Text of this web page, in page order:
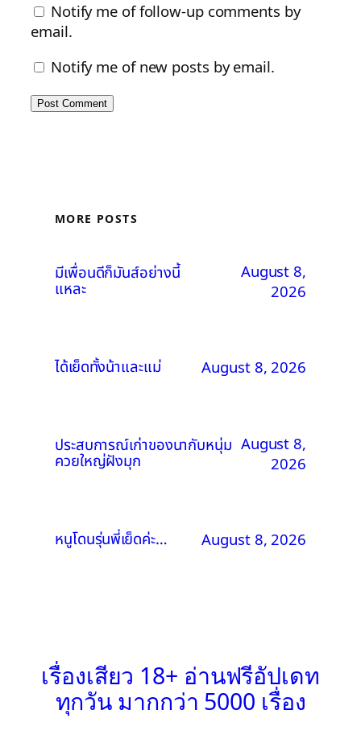
Notify me of follow-up comments by
email.
Notify me of new posts by email.
MORE POSTS
มีเพื่อนดีก็มันส์อย่างนี้
แหละ
August 8,
2026
ได้เย็ดทั้งน้าและแม่ August 8, 2026
ประสบการณ์เก่าของนากับหนุ่ม
ควยใหญ่ฝังมุก
August 8,
2026
หนูโดนรุ่นพี่เย็ดค่ะ… August 8, 2026
เรื่องเสียว 18+ อ่านฟรีอัปเดท
ทุกวัน มากกว่า 5000 เรื่อง